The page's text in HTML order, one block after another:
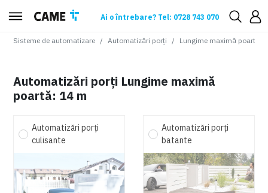
Ai o întrebare? Tel: 0728 743 070
Sisteme de automatizare Automatizări porți Lungime maximă poartă
Automatizări porți Lungime maximă
poartă: 14 m
Automatizări porți
culisante
Automatizări porți
batante